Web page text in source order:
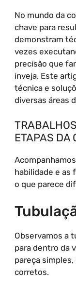
No mundo da
chave para
demonstram
vezes
precisão que
inveja. Este
técnica e
diversas áreas
ETAPAS DA
habilidade e as
o que parece
Observamos a
para dentro da
pareça
corretos.